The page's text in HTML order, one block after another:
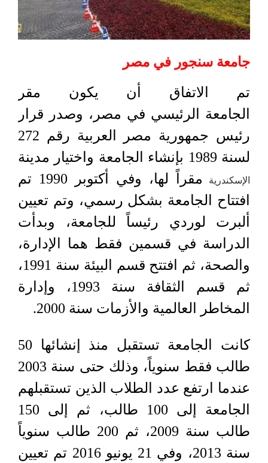
جامعة سنجور في مصر
تم الاتفاق أن يكون مقر
الجامعة الرئيسي في مصر، وصدر قرار
رئيس جمهورية مصر العربية رقم 272
لسنة 1989 بإنشاء الجامعة واختيار مدينة
الإسكندرية
مقراً لها، وفي أكتوبر 1990 تم
افتتاح الجامعة بشكل رسمي، وتم تعيين
ألبرت لوردي رئيساً للجامعة، وبدأت
الدراسة في قسمين فقط هما الإدارة،
والصحة، ثم افتتح قسم البيئة سنة 1991،
ثم قسم الثقافة سنة 1993، وإدارة
المخاطر العالمية والأزمات سنة 2000.
كانت الجامعة تستقبل منذ إنشائها 50
طالب فقط سنوياً، وذلك حتى سنة 2003
عندما ارتفع عدد الطلاب الذين تستقبلهم
الجامعة إلى 100 طالب، ثم إلى 150
طالب سنة 2009، ثم 200 طالب سنوياً
سنة 2013، وفي 21 يونيو 2016 تم تعيين